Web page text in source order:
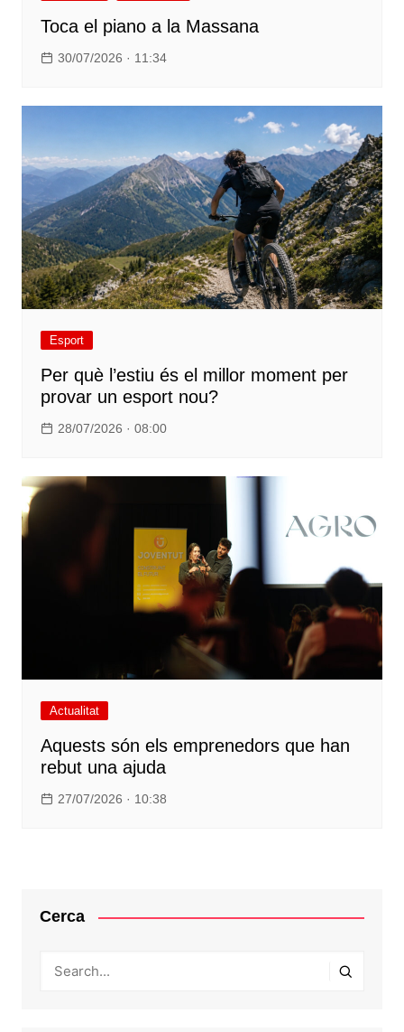
Toca el piano a la Massana
30/07/2026 · 11:34
Esport
Per què l’estiu és el millor moment per
provar un esport nou?
28/07/2026 · 08:00
Actualitat
Aquests són els emprenedors que han
rebut una ajuda
27/07/2026 · 10:38
Cerca